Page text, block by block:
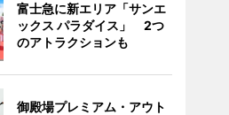
富士急に新エリア「サンエ
ックス パラダイス」 2つ
のアトラクションも
御殿場プレミアム・アウト